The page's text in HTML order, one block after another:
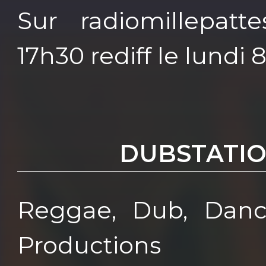
Sur
17h30 rediff le lundi
Reggae, Dub,
Productions